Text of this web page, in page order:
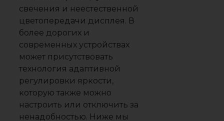
свечения и неестественной
цветопередачи дисплея. В
более дорогих и
современных устройствах
может присутствовать
технология адаптивной
регулировки яркости,
которую также можно
настроить или отключить за
ненадобностью. Ниже мы